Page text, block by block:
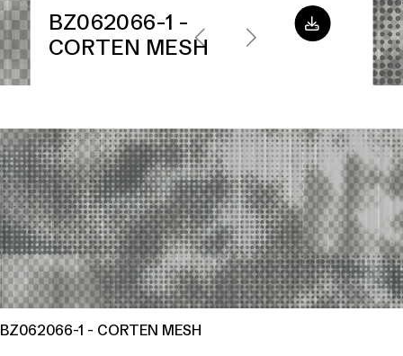
BZ062066-1 -
CORTEN MESH
BZ062066-1 - CORTEN MESH